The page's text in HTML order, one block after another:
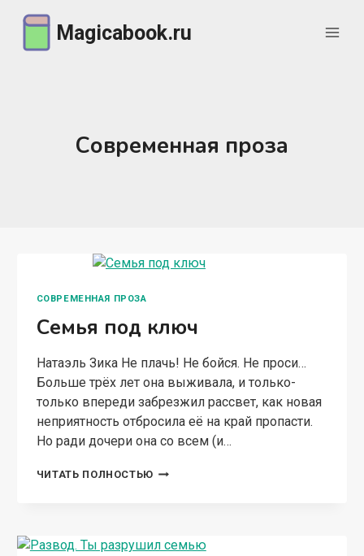
содержимому
Magicabook.ru
Современная проза
СОВРЕМЕННАЯ ПРОЗА
Семья под ключ
Натаэль Зика Не плачь! Не бойся. Не проси…
Больше трёх лет она выживала, и только-
только впереди забрезжил рассвет, как новая
неприятность отбросила её на край пропасти.
Но ради дочери она со всем (и…
ЧИТАТЬ ПОЛНОСТЬЮ СЕМЬЯ